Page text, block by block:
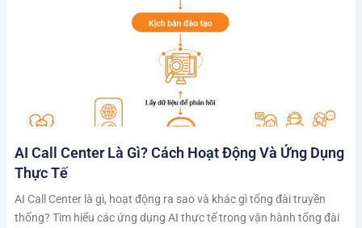
AI Call Center Là Gì? Cách Hoạt Động Và Ứng Dụng
Thực Tế
AI Call Center là gì, hoạt động ra sao và khác gì tổng đài truyền
thống? Tìm hiểu các ứng dụng AI thực tế trong vận hành tổng đài